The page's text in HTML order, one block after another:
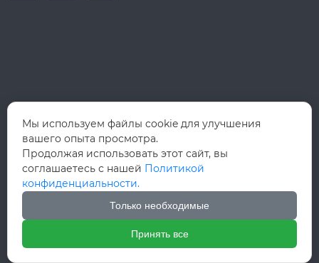
Мы используем файлы cookie для улучшения
вашего опыта просмотра.
Продолжая использовать этот сайт, вы
соглашаетесь с нашей Политикой
конфиденциальности.
Только необходимые
Принять все